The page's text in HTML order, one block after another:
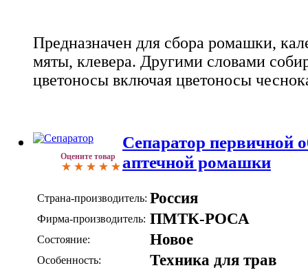
Предназначен для сбора ромашки,
мяты, клевера. Другими словами
цветоносы включая цветоносы
Оцените товар
Сепаратор первичной
аптечной ромашки
Страна-производитель: Россия
Фирма-производитель: ПМТК-РОСА
Состояние: Новое
Особенность: Техника для трав